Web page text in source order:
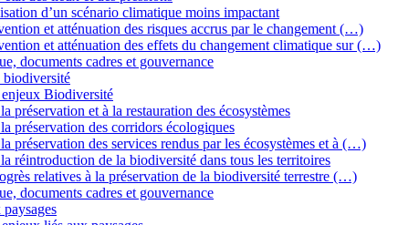
d’un scénario climatique moins impactant
et atténuation des risques accrus par le changement (…)
et atténuation des effets du changement climatique sur (…)
documents cadres et gouvernance
biodiversité
enjeux Biodiversité
préservation et à la restauration des écosystèmes
préservation des corridors écologiques
préservation des services rendus par les écosystèmes et à (…)
réintroduction de la biodiversité dans tous les territoires
relatives à la préservation de la biodiversité terrestre (…)
documents cadres et gouvernance